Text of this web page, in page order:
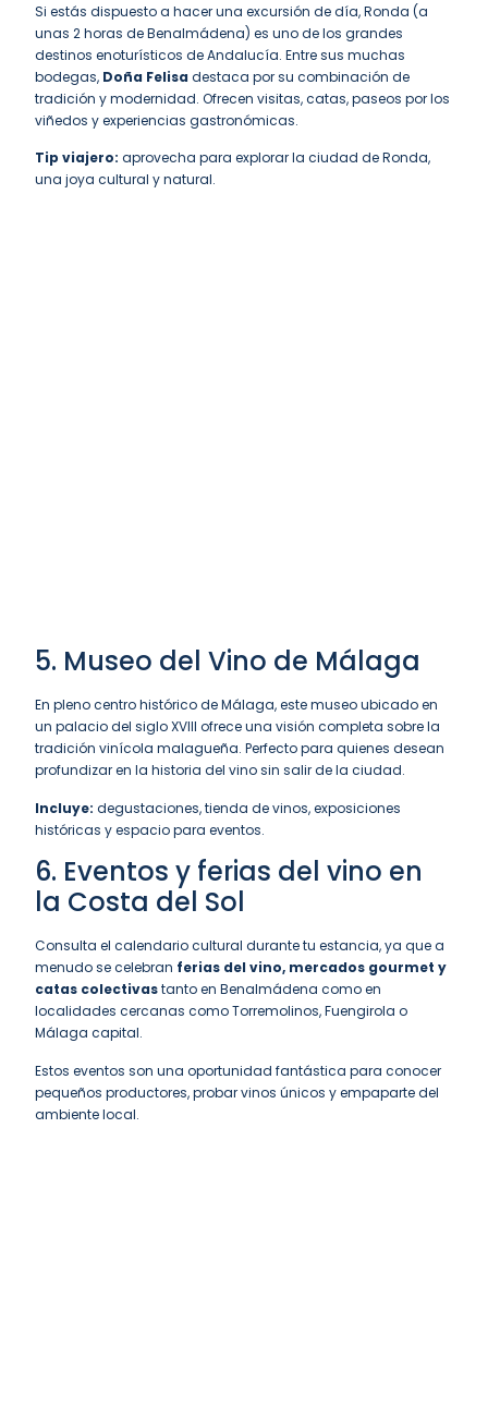
Si estás dispuesto a hacer una excursión de día, Ronda (a
unas 2 horas de Benalmádena) es uno de los grandes
destinos enoturísticos de Andalucía. Entre sus muchas
bodegas, Doña Felisa destaca por su combinación de
tradición y modernidad. Ofrecen visitas, catas, paseos por los
viñedos y experiencias gastronómicas.
Tip viajero: aprovecha para explorar la ciudad de Ronda,
una joya cultural y natural.
5. Museo del Vino de Málaga
En pleno centro histórico de Málaga, este museo ubicado en
un palacio del siglo XVIII ofrece una visión completa sobre la
tradición vinícola malagueña. Perfecto para quienes desean
profundizar en la historia del vino sin salir de la ciudad.
Incluye: degustaciones, tienda de vinos, exposiciones
históricas y espacio para eventos.
6. Eventos y ferias del vino en
la Costa del Sol
Consulta el calendario cultural durante tu estancia, ya que a
menudo se celebran ferias del vino, mercados gourmet y
catas colectivastanto en Benalmádena como en
localidades cercanas como Torremolinos, Fuengirola o
Málaga capital.
Estos eventos son una oportunidad fantástica para conocer
pequeños productores, probar vinos únicos y empaparte del
ambiente local.